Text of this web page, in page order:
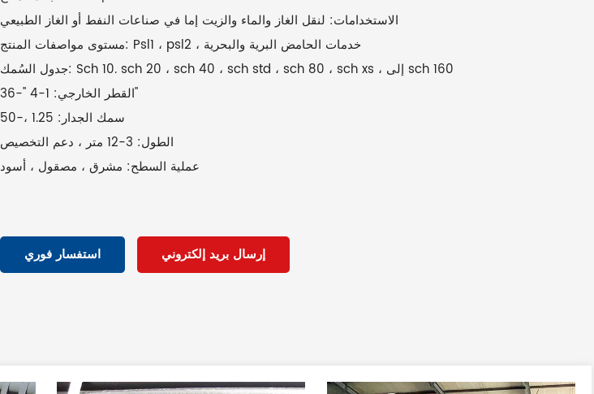
الاستخدامات: لنقل الغاز والماء والزيت إما في صناعات النفط أو الغاز الطبيعي
مستوى مواصفات المنتج: Psl1 ، psl2 ، خدمات الحامض البرية والبحرية
جدول السُمك: Sch 10. sch 20 ، sch 40 ، sch std ، sch 80 ، sch xs ، إلى sch 160
القطر الخارجي: 1-4 "-36"
سمك الجدار: 1.25 ،-50
الطول: 3-12 متر ، دعم التخصيص
عملية السطح: مشرق ، مصقول ، أسود
استفسار فوري إرسال بريد إلكتروني